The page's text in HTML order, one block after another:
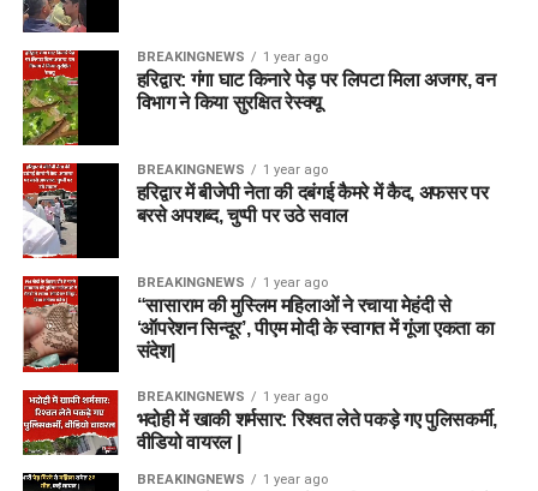
BREAKINGNEWS 1 year ago
हरिद्वार: गंगा घाट किनारे पेड़ पर लिपटा मिला अजगर, वन
विभाग ने किया सुरक्षित रेस्क्यू
BREAKINGNEWS 1 year ago
हरिद्वार में बीजेपी नेता की दबंगई कैमरे में कैद, अफसर पर
बरसे अपशब्द, चुप्पी पर उठे सवाल
BREAKINGNEWS 1 year ago
“सासाराम की मुस्लिम महिलाओं ने रचाया मेहंदी से
‘ऑपरेशन सिन्दूर’, पीएम मोदी के स्वागत में गूंजा एकता का
संदेश|
BREAKINGNEWS 1 year ago
भदोही में खाकी शर्मसार: रिश्वत लेते पकड़े गए पुलिसकर्मी,
वीडियो वायरल |
BREAKINGNEWS 1 year ago